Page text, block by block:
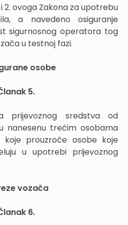
2. ovoga Zakona za upotrebu
a navedeno osiguranje
sigurnosnog operatora tog
u testnoj fazi.
osobe
5.
prijevoznog sredstva od
nanesenu trećim osobama
prouzroče osobe koje
u upotrebi prijevoznog
vozača
6.